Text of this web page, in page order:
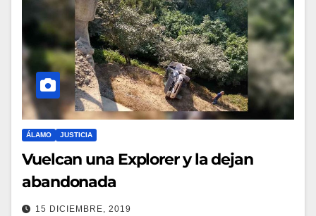
ÁLAMO JUSTICIA
Vuelcan una Explorer y la dejan
abandonada
15 DICIEMBRE, 2019